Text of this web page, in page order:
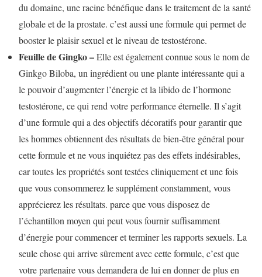
du domaine, une racine bénéfique dans le traitement de la santé
globale et de la prostate. c’est aussi une formule qui permet de
booster le plaisir sexuel et le niveau de testostérone.
Feuille de Gingko –Elle est également connue sous le nom de
Ginkgo Biloba, un ingrédient ou une plante intéressante qui a
le pouvoir d’augmenter l’énergie et la libido de l’hormone
testostérone, ce qui rend votre performance éternelle. Il s’agit
d’une formule qui a des objectifs décoratifs pour garantir que
les hommes obtiennent des résultats de bien-être général pour
cette formule et ne vous inquiétez pas des effets indésirables,
car toutes les propriétés sont testées cliniquement et une fois
que vous consommerez le supplément constamment, vous
apprécierez les résultats. parce que vous disposez de
l’échantillon moyen qui peut vous fournir suffisamment
d’énergie pour commencer et terminer les rapports sexuels. La
seule chose qui arrive sûrement avec cette formule, c’est que
votre partenaire vous demandera de lui en donner de plus en